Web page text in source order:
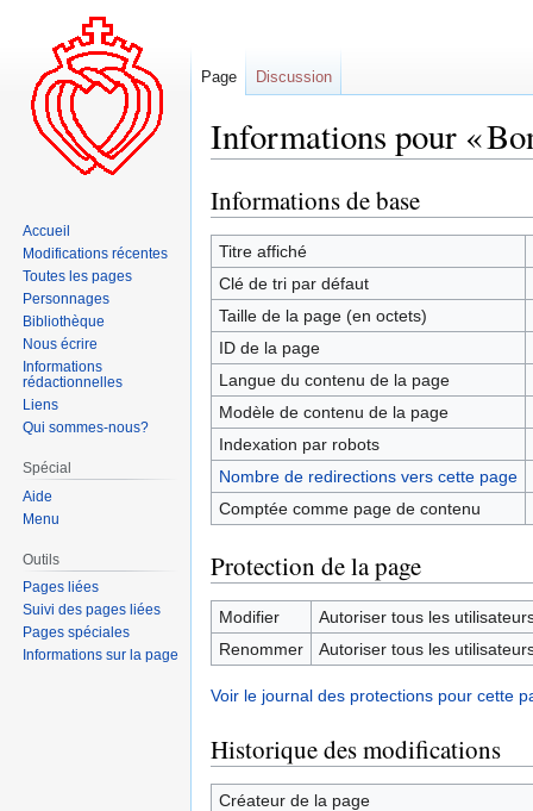
Informations pour «
Aller
à
la
navigation
Aller
à
la
recherche
Informations de base
Titre affiché
Clé de tri par défaut
Taille de la page (en octets)
ID de la page
Langue du contenu de la page
Modèle de contenu de la page
Indexation par robots
Nombre de redirections vers cette page
Comptée comme page de contenu
Protection de la page
Modifier
Autoriser tous les
Renommer
Autoriser tous les
Voir le journal des protections pour cette
Historique des modifications
Créateur de la page
Page Discussion
Accueil
Modifications récentes
Toutes les pages
Personnages
Bibliothèque
Nous écrire
Informations
rédactionnelles
Liens
Qui sommes-nous?
Spécial
Aide
Menu
Outils
Pages liées
Suivi des pages liées
Pages spéciales
Informations sur la page